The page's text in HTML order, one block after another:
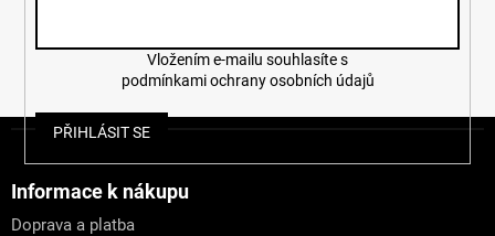
podmínkami ochrany osobních údajů
PŘIHLÁSIT SE
Informace k nákupu
Doprava a platba